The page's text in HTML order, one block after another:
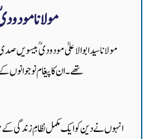
مولانا
مولانا سید ابوالاعلیٰ مودودیؒ بیسویں
تھے۔ ان کا پیغام نوجوانوں
انہوں نے دین کو ایک مکمل نظامِ زندگی